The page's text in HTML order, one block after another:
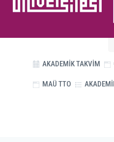
AKADEMİK TAKVİM
MAÜ TTO